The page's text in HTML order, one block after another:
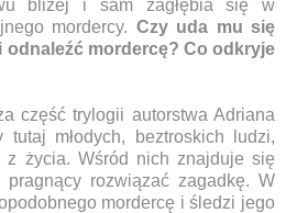
bliżej i sam zagłębia się w
mordercy. Czy uda mu się
odnaleźć mordercę? Co odkryje
część trylogii autorstwa Adriana
tutaj młodych, beztroskich ludzi,
z życia. Wśród nich znajduje się
pragnący rozwiązać zagadkę. W
mordercę i śledzi jego